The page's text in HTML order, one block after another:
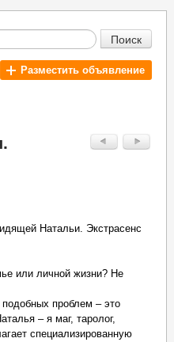
Поиск
Разместить объявление
Натальи. Экcтpаceнс
или личной жизни? Не
проблем – это
– я маг, таролог,
специализированную